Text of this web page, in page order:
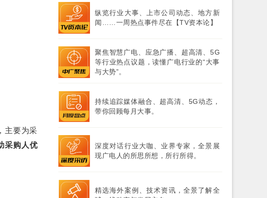
主要为采
采购人优
纵览行业大事、上市公司动态、地方新
闻……一周热点事件尽在【TV资本论】
聚焦智慧广电、应急广播、超高清、5G
等行业热点议题，读懂广电行业的“大事
与大势”。
持续追踪媒体融合、超高清、5G动态，
带你回顾每月大事。
深度对话行业大咖、业界专家，全景展
现广电人的所思所想，所行所得。
精选海外案例、技术资讯，全景了解全